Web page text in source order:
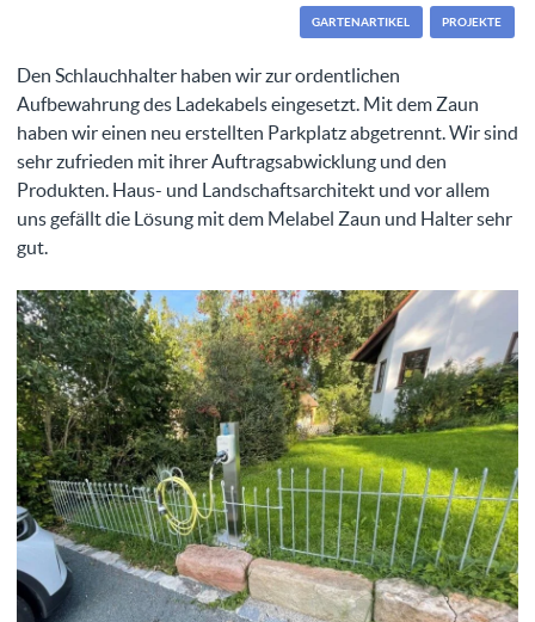
GARTENARTIKEL PROJEKTE
Den Schlauchhalter haben wir zur ordentlichen
Aufbewahrung des Ladekabels eingesetzt. Mit dem Zaun
haben wir einen neu erstellten Parkplatz abgetrennt. Wir sind
sehr zufrieden mit ihrer Auftragsabwicklung und den
Produkten. Haus- und Landschaftsarchitekt und vor allem
uns gefällt die Lösung mit dem Melabel Zaun und Halter sehr
gut.